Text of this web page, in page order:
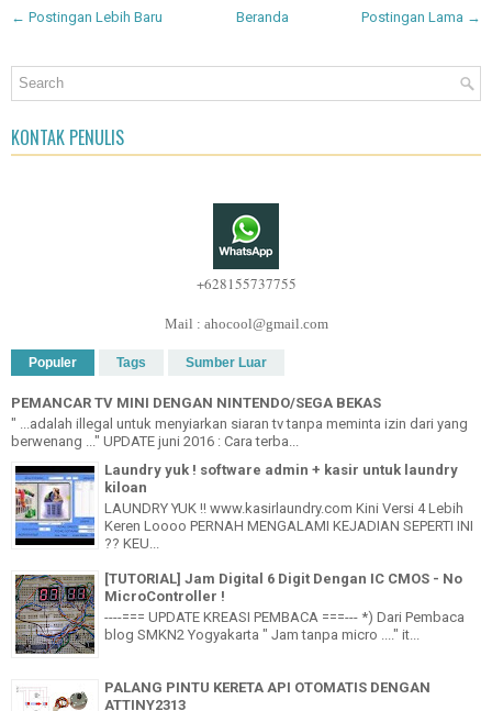
← Postingan Lebih Baru Postingan Lama →
Beranda
KONTAK PENULIS
+628155737755
Mail : ahocool@gmail.com
Populer Tags Sumber Luar
PEMANCAR TV MINI DENGAN NINTENDO/SEGA BEKAS
" ...adalah illegal untuk menyiarkan siaran tv tanpa meminta izin dari yang
berwenang ..." UPDATE juni 2016 : Cara terba...
Laundry yuk ! software admin + kasir untuk laundry
kiloan
LAUNDRY YUK !! www.kasirlaundry.com Kini Versi 4 Lebih
Keren Loooo PERNAH MENGALAMI KEJADIAN SEPERTI INI
?? KEU...
[TUTORIAL] Jam Digital 6 Digit Dengan IC CMOS - No
MicroController !
----=== UPDATE KREASI PEMBACA ===--- *) Dari Pembaca
blog SMKN2 Yogyakarta " Jam tanpa micro ...." it...
PALANG PINTU KERETA API OTOMATIS DENGAN
ATTINY2313